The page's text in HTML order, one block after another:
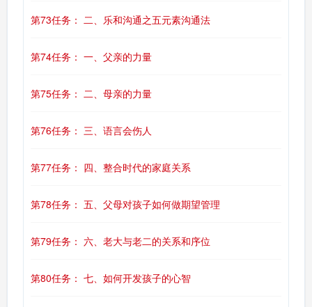
第73任务： 二、乐和沟通之五元素沟通法
第74任务： 一、父亲的力量
第75任务： 二、母亲的力量
第76任务： 三、语言会伤人
第77任务： 四、整合时代的家庭关系
第78任务： 五、父母对孩子如何做期望管理
第79任务： 六、老大与老二的关系和序位
第80任务： 七、如何开发孩子的心智